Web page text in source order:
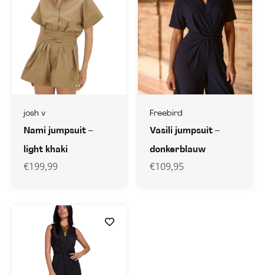
josh v
Nami jumpsuit –
light khaki
€199,99
Freebird
Vasili jumpsuit –
donkerblauw
€109,95